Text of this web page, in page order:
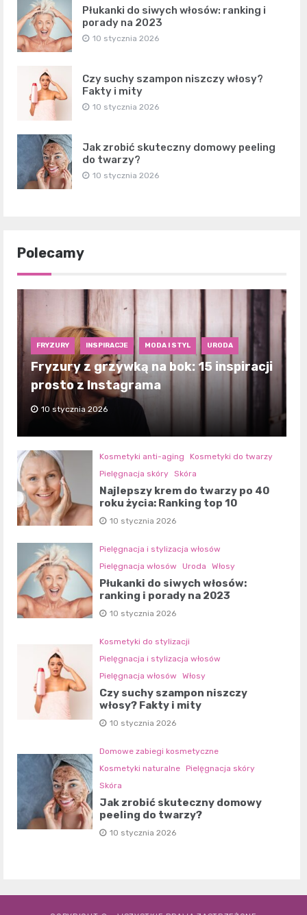
Płukanki do siwych włosów: ranking i
porady na 2023
10 stycznia 2026
Czy suchy szampon niszczy włosy?
Fakty i mity
10 stycznia 2026
Jak zrobić skuteczny domowy peeling
do twarzy?
10 stycznia 2026
Polecamy
FRYZURY INSPIRACJE MODA I STYL URODA
Fryzury z grzywką na bok: 15 inspiracji
prosto z Instagrama
10 stycznia 2026
Kosmetyki anti-aging
Kosmetyki do twarzy
Pielęgnacja skóry Skóra
Najlepszy krem do twarzy po 40
roku życia: Ranking top 10
10 stycznia 2026
Pielęgnacja i stylizacja włosów
Pielęgnacja włosów
Uroda Włosy
Płukanki do siwych włosów:
ranking i porady na 2023
10 stycznia 2026
Kosmetyki do stylizacji
Pielęgnacja i stylizacja włosów
Pielęgnacja włosów
Włosy
Czy suchy szampon niszczy
włosy? Fakty i mity
10 stycznia 2026
Domowe zabiegi kosmetyczne
Kosmetyki naturalne Pielęgnacja skóry
Skóra
Jak zrobić skuteczny domowy
peeling do twarzy?
10 stycznia 2026